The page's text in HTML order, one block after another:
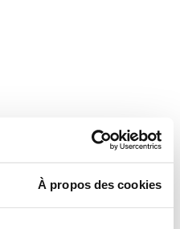
À propos des cookies